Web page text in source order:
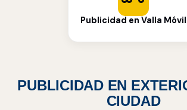
Publicidad en Valla Móvil
PUBLICIDAD EN
CIUDAD